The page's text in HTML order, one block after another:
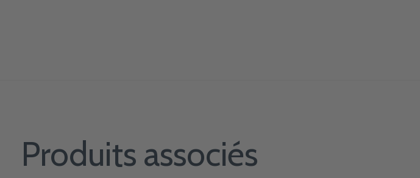
Produits associés